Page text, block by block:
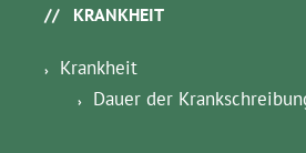
KRANKHEIT
Krankheit
Dauer der